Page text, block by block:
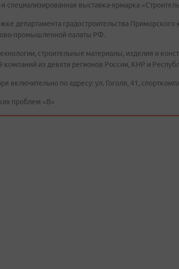
специализированная выставка-ярмарка
департамента градостроительства Приморского
промышленной палаты РФ.
строительные материалы, изделия и
компаний из девяти регионов России, КНР и
включительно по адресу: ул. Гоголя, 41,
проблем «В»